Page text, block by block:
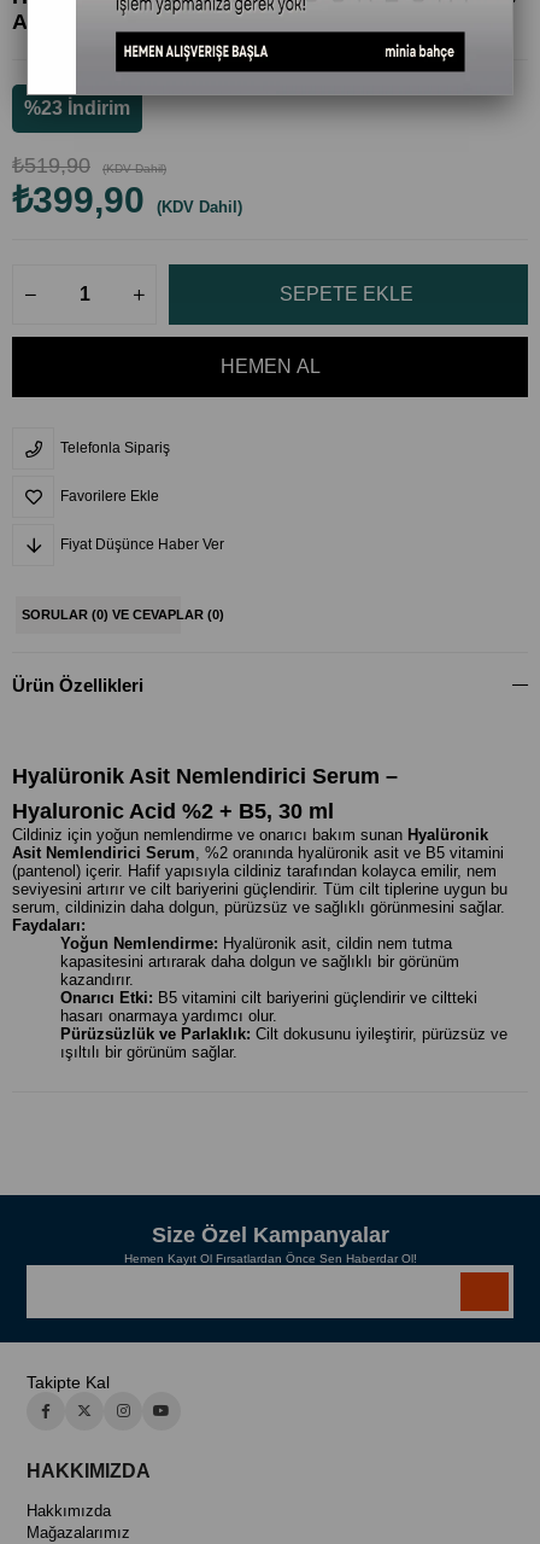
Acid %2 + B5, 30 ml
%23 İndirim
₺519,90 (KDV Dahil)
₺399,90 (KDV Dahil)
Telefonla Sipariş
Favorilere Ekle
Fiyat Düşünce Haber Ver
SORULAR (0) VE CEVAPLAR (0)
Ürün Özellikleri
Hyalüronik Asit Nemlendirici Serum –
Hyaluronic Acid %2 + B5, 30 ml
Cildiniz için yoğun nemlendirme ve onarıcı bakım sunan Hyalüronik
Asit Nemlendirici Serum, %2 oranında hyalüronik asit ve B5 vitamini
(pantenol) içerir. Hafif yapısıyla cildiniz tarafından kolayca emilir, nem
seviyesini artırır ve cilt bariyerini güçlendirir. Tüm cilt tiplerine uygun bu
serum, cildinizin daha dolgun, pürüzsüz ve sağlıklı görünmesini sağlar.
Faydaları:
Yoğun Nemlendirme: Hyalüronik asit, cildin nem tutma
kapasitesini artırarak daha dolgun ve sağlıklı bir görünüm
kazandırır.
Onarıcı Etki: B5 vitamini cilt bariyerini güçlendirir ve ciltteki
hasarı onarmaya yardımcı olur.
Pürüzsüzlük ve Parlaklık: Cilt dokusunu iyileştirir, pürüzsüz ve
ışıltılı bir görünüm sağlar.
Neden Bu Serum?
B5 vitamini ile onarıcı ve yatıştırıcı bakım
Hafif, yağsız ve hızlı emilen formül
Paraben, kimyasal ve sentetik katkı içermez
etmek içinHyalüronik Asit Nemlendirici Serum, günlük cilt bakım
rutininizin vazgeçilmezi olacak.
Size Özel Kampanyalar
Hemen Kayıt Ol Fırsatlardan Önce Sen Haberdar Ol!
Takipte Kal
HAKKIMIZDA
Hakkımızda
Mağazalarımız